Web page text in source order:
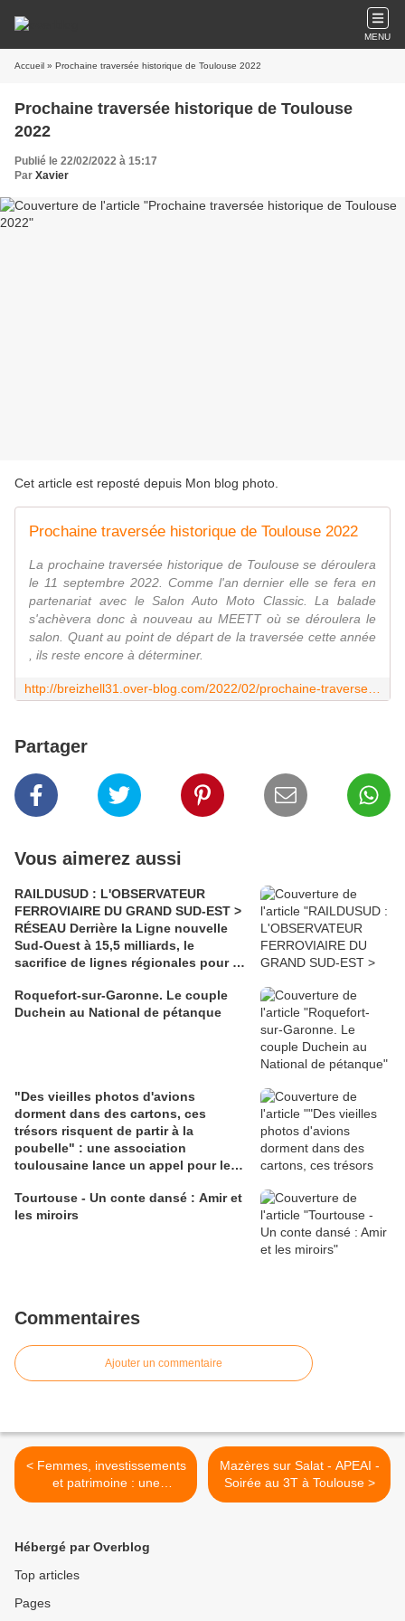
MENU
Accueil » Prochaine traversée historique de Toulouse 2022
Prochaine traversée historique de Toulouse
2022
Publié le 22/02/2022 à 15:17
Par Xavier
Cet article est reposté depuis Mon blog photo
Prochaine traversée historique de Toulouse 2022
La prochaine traversée historique de Toulouse se déroulera
le 11 septembre 2022. Comme l'an dernier elle se fera en
partenariat avec le Salon Auto Moto Classic. La balade
s'achèvera donc à nouveau au MEETT où se déroulera le
salon. Quant au point de départ de la traversée cette année
, ils reste encore à déterminer.
Partager
Vous aimerez aussi
RAILDUSUD : L'OBSERVATEUR
FERROVIAIRE DU GRAND SUD-EST >
RÉSEAU Derrière la Ligne nouvelle
Sud-Ouest à 15,5 milliards, le
sacrifice de lignes régionales pour 50
Roquefort-sur-Garonne. Le couple
Duchein au National de pétanque
"Des vieilles photos d'avions
dorment dans des cartons, ces
trésors risquent de partir à la
poubelle" : une association
toulousaine lance un appel pour les
Tourtouse - Un conte dansé : Amir et
les miroirs
Commentaires
Ajouter un commentaire
< Femmes, investissements
et patrimoine : une
exclusion de longue date
Mazères sur Salat - APEAI -
Soirée au 3T à Toulouse >
Hébergé par Overblog
Top articles
Pages